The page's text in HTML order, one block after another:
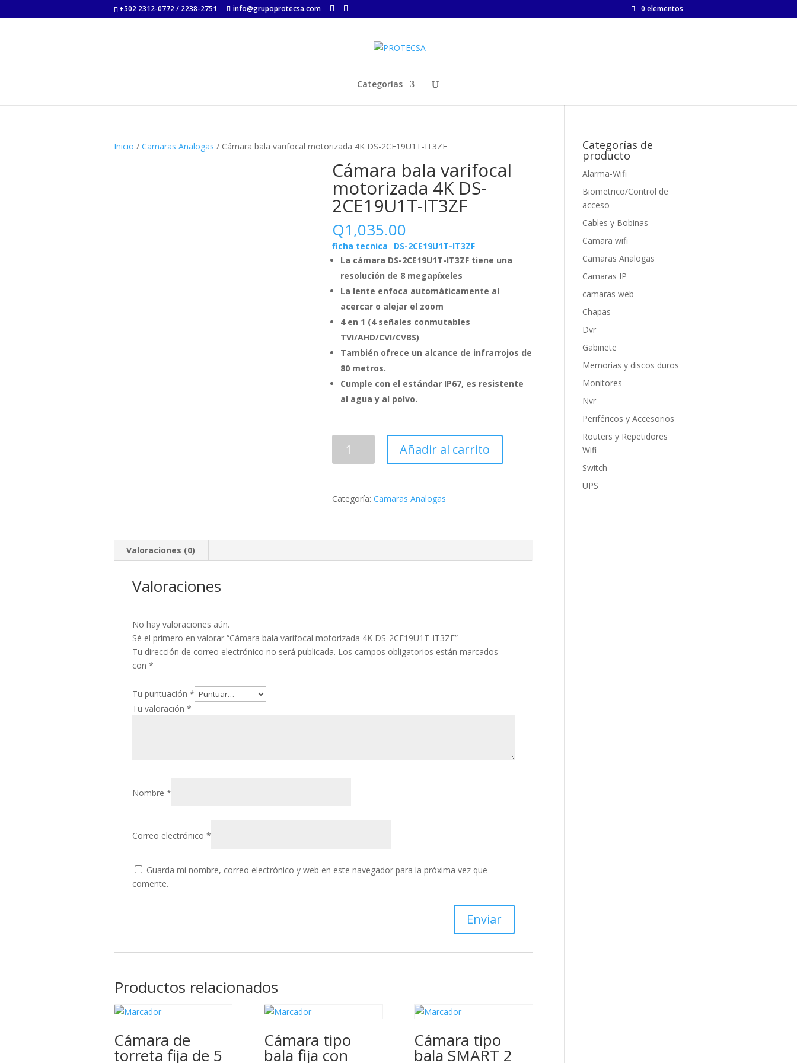
+502 2312-0772 / 2238-2751 info@grupoprotecsa.com 0 elementos
Categorías
Inicio / Camaras Analogas / Cámara bala varifocal motorizada 4K DS-2CE19U1T-IT3ZF
Cámara bala varifocal
motorizada 4K DS-
2CE19U1T-IT3ZF
Q1,035.00
ficha tecnica _DS-2CE19U1T-IT3ZF
La cámara DS-2CE19U1T-IT3ZF tiene una
resolución de 8 megapíxeles
La lente enfoca automáticamente al
acercar o alejar el zoom
4 en 1 (4 señales conmutables
TVI/AHD/CVI/CVBS)
También ofrece un alcance de infrarrojos de
80 metros.
Cumple con el estándar IP67, es resistente
al agua y al polvo.
4K
Añadir al carrito
Categoría: Camaras Analogas
Valoraciones (0)
Valoraciones
No hay valoraciones aún.
Sé el primero en valorar “Cámara bala varifocal motorizada 4K DS-2CE19U1T-IT3ZF”
Tu dirección de correo electrónico no será publicada. Los campos obligatorios están marcados
con *
Tu puntuación *
Tu valoración *
Nombre *
Correo electrónico *
Guarda mi nombre, correo electrónico y web en este navegador para la próxima vez que
comente.
Productos relacionados
Cámara de
torreta fija de 5
Cámara tipo
bala fija con
Cámara tipo
bala SMART 2
Categorías de
producto
Alarma-Wifi
Biometrico/Control de
acceso
Cables y Bobinas
Camara wifi
Camaras Analogas
Camaras IP
camaras web
Chapas
Dvr
Gabinete
Memorias y discos duros
Monitores
Nvr
Periféricos y Accesorios
Routers y Repetidores
Wifi
Switch
UPS